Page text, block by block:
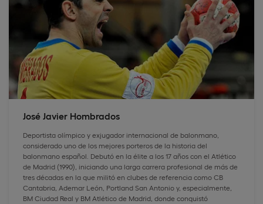
José Javier Hombrados
Deportista olímpico y exjugador internacional de balonmano,
considerado uno de los mejores porteros de la historia del
balonmano español. Debutó en la élite a los 17 años con el Atlético
de Madrid (1990), iniciando una larga carrera profesional de más de
tres décadas en la que militó en clubes de referencia como CB
Cantabria, Ademar León, Portland San Antonio y, especialmente,
BM Ciudad Real y BM Atlético de Madrid, donde conquistó